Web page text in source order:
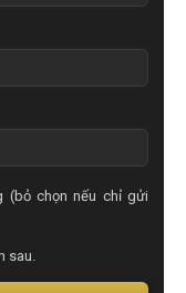
(bỏ chọn nếu chỉ gửi
sau.